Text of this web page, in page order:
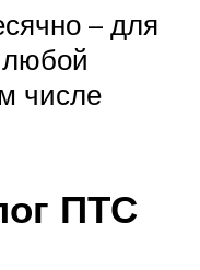
– для
любой
числе
ПТС